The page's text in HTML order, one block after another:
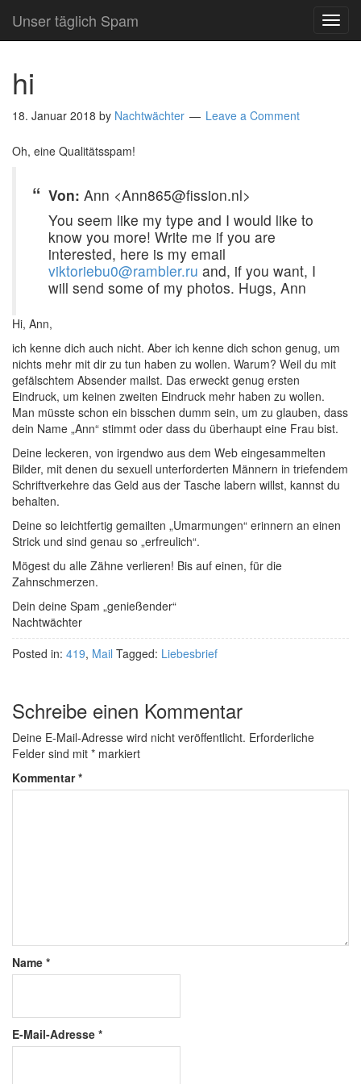
Unser täglich Spam
hi
18. Januar 2018 by Nachtwächter Leave a Comment
Oh, eine Qualitätsspam!
Von: Ann <Ann865@fission.nl>
You seem like my type and I would like to
know you more! Write me if you are
interested, here is my email
viktoriebu0@rambler.ru and, if you want, I
will send some of my photos. Hugs, Ann
Hi, Ann,
ich kenne dich auch nicht. Aber ich kenne dich schon genug, um
nichts mehr mit dir zu tun haben zu wollen. Warum? Weil du mit
gefälschtem Absender mailst. Das erweckt genug ersten
Eindruck, um keinen zweiten Eindruck mehr haben zu wollen.
Man müsste schon ein bisschen dumm sein, um zu glauben, dass
dein Name „Ann“ stimmt oder dass du überhaupt eine Frau bist.
Deine leckeren, von irgendwo aus dem Web eingesammelten
Bilder, mit denen du sexuell unterforderten Männern in triefendem
Schriftverkehre das Geld aus der Tasche labern willst, kannst du
behalten.
Deine so leichtfertig gemailten „Umarmungen“ erinnern an einen
Strick und sind genau so „erfreulich“.
Mögest du alle Zähne verlieren! Bis auf einen, für die
Zahnschmerzen.
Dein deine Spam „genießender“
Nachtwächter
Posted in: 419, Mail Tagged: Liebesbrief
Schreibe einen Kommentar
Deine E-Mail-Adresse wird nicht veröffentlicht. Erforderliche
Felder sind mit * markiert
Kommentar*
Name *
E-Mail-Adresse *